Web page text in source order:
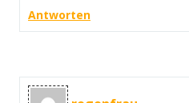
Antworten